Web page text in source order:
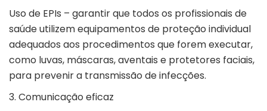
Uso de EPIs – garantir que todos os profissionais de
saúde utilizem equipamentos de proteção individual
adequados aos procedimentos que forem executar,
como luvas, máscaras, aventais e protetores faciais,
para prevenir a transmissão de infecções.
3. Comunicação eficaz